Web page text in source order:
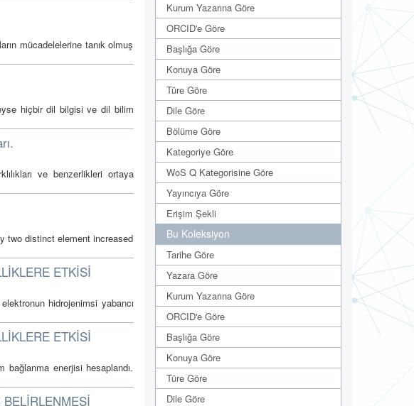
mücadelelerine tanık olmuş
hiçbir dil bilgisi ve dil bilim
ve benzerlikleri ortaya
two distinct element increased
ETKİSİ
hidrojenimsi yabancı
ETKİSİ
enerjisi hesaplandı.
Kurum Yazarına Göre
ORCID'e Göre
Başlığa Göre
Konuya Göre
Türe Göre
Dile Göre
Bölüme Göre
Kategoriye Göre
WoS Q Kategorisine Göre
Yayıncıya Göre
Erişim Şekli
Bu Koleksiyon
Tarihe Göre
Yazara Göre
Kurum Yazarına Göre
ORCID'e Göre
Başlığa Göre
Konuya Göre
Türe Göre
Dile Göre